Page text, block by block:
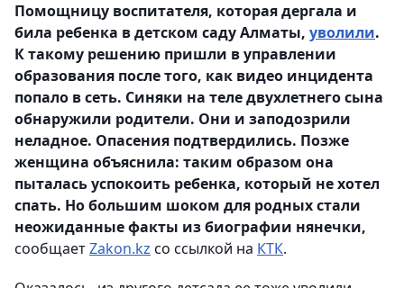
Помощницу воспитателя, которая дергала и
била ребенка в детском саду Алматы, уволили.
К такому решению пришли в управлении
образования после того, как видео инцидента
попало в сеть. Синяки на теле двухлетнего сына
обнаружили родители. Они и заподозрили
неладное. Опасения подтвердились. Позже
женщина объяснила: таким образом она
пыталась успокоить ребенка, который не хотел
спать. Но большим шоком для родных стали
неожиданные факты из биографии нянечки,
сообщаетZakon.kz со ссылкой на КТК.